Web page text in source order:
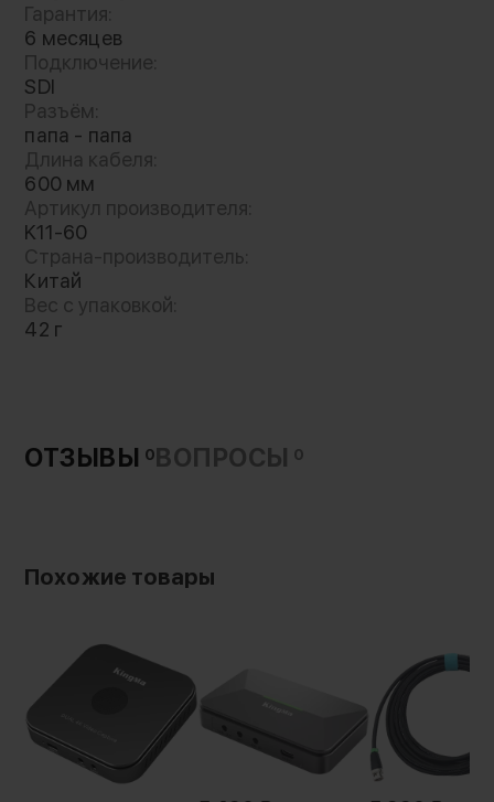
Кабель с угловым подключением SDI для
видеооборудования
Гарантия:
6 месяцев
Подключение:
SDI
Разъём:
папа - папа
Длина кабеля:
600 мм
Артикул производителя:
K11-60
Страна-производитель:
Китай
Вес с упаковкой:
42 г
ОТЗЫВЫ 0ВОПРОСЫ 0
Похожие товары